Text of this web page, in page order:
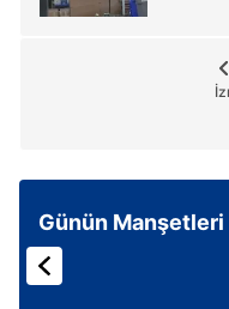
Günün Manşetleri